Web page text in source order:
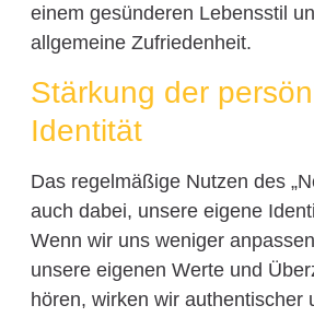
einem gesünderen Lebensstil
allgemeine Zufriedenheit.
Stärkung der
Identität
Das regelmäßige Nutzen des
auch dabei, unsere eigene
Wenn wir uns weniger
unsere eigenen Werte und
hören, wirken wir authentischer